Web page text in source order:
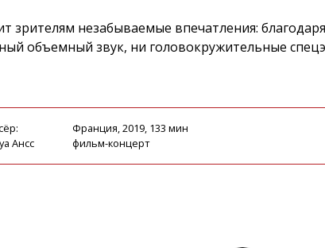
незабываемые впечатления:
объемный звук, ни головокружительные
Ансс
Франция, 2019, 133 мин
фильм-концерт